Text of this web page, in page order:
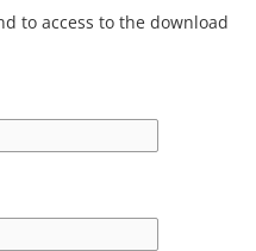
to access to the download